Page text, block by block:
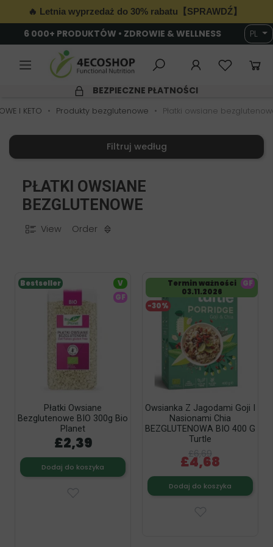
🔥 Letnia wyprzedaż do 30% rabatu【SPRAWDŹ】
6 000+ PRODUKTÓW • ZDROWIE & WELLNESS PL
BEZPIECZNE PŁATNOŚCI
I KETO Produkty bezglutenowe Płatki owsiane
Filtruj według
PŁATKI OWSIANE
BEZGLUTENOWE
View Order
Płatki Owsiane
Bezglutenowe BIO 300g Bio
Planet
£2,39
Dodaj do koszyka
Bestseller
V
GF
Owsianka Z Jagodami Goji I
Nasionami Chia
BEZGLUTENOWA BIO 400 G
Turtle
£6,69
£4,68
Dodaj do koszyka
-30%
Termin ważności
03.11.2026
GF